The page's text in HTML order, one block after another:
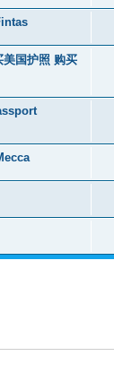
国护照 购买